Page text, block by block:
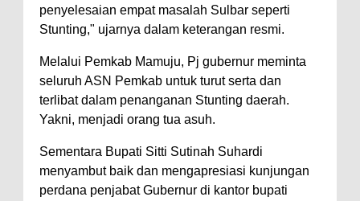
penyelesaian empat masalah Sulbar seperti
Stunting," ujarnya dalam keterangan resmi.
Melalui Pemkab Mamuju, Pj gubernur meminta
seluruh ASN Pemkab untuk turut serta dan
terlibat dalam penanganan Stunting daerah.
Yakni, menjadi orang tua asuh.
Sementara Bupati Sitti Sutinah Suhardi
menyambut baik dan mengapresiasi kunjungan
perdana penjabat Gubernur di kantor bupati